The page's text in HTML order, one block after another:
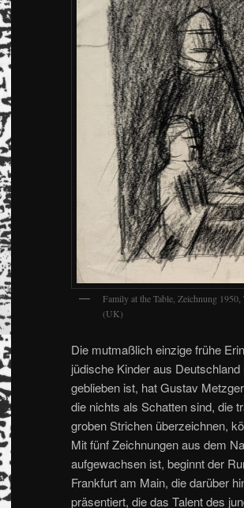
Family at the Table, Zeichnung
(UK)
Die mutmaßlich einzige frühe
jüdische Kinder aus
geblieben ist, hat Gustav
die nichts als Schatten sind, die
groben Strichen überzeichnen,
Mit fünf Zeichnungen aus dem
aufgewachsen ist, beginnt der
Frankfurt am Main, die darüber
präsentiert, die das Talent des